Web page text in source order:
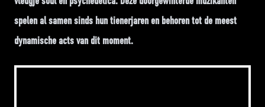
spelen al samen sinds hun tienerjaren en behoren tot de meest
dynamische acts van dit moment.